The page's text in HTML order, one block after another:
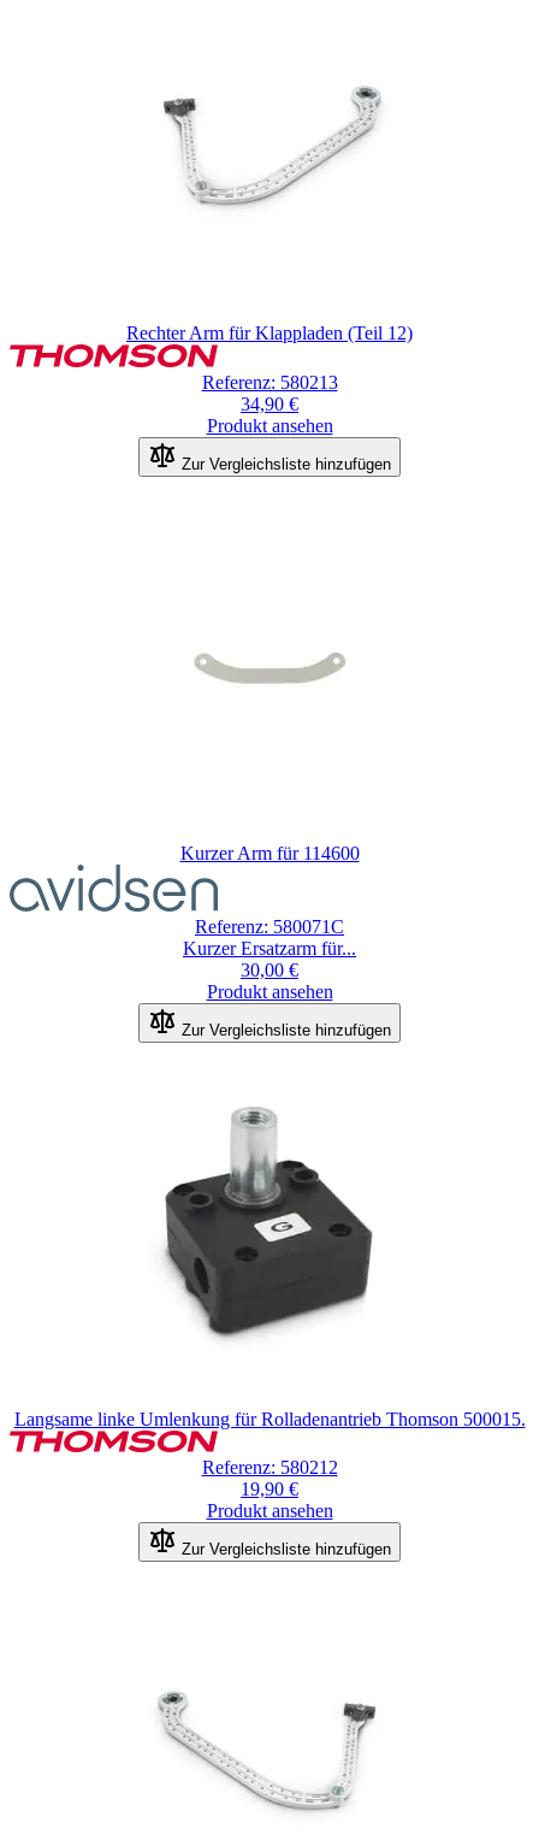
Rechter Arm für Klappladen (Teil 12)
Referenz: 580213
34,90 €
Produkt ansehen
Zur Vergleichsliste hinzufügen
Kurzer Arm für 114600
Referenz: 580071C
Kurzer Ersatzarm für...
30,00 €
Produkt ansehen
Zur Vergleichsliste hinzufügen
Langsame linke Umlenkung für Rolladenantrieb Thomson 500015.
Referenz: 580212
19,90 €
Produkt ansehen
Zur Vergleichsliste hinzufügen